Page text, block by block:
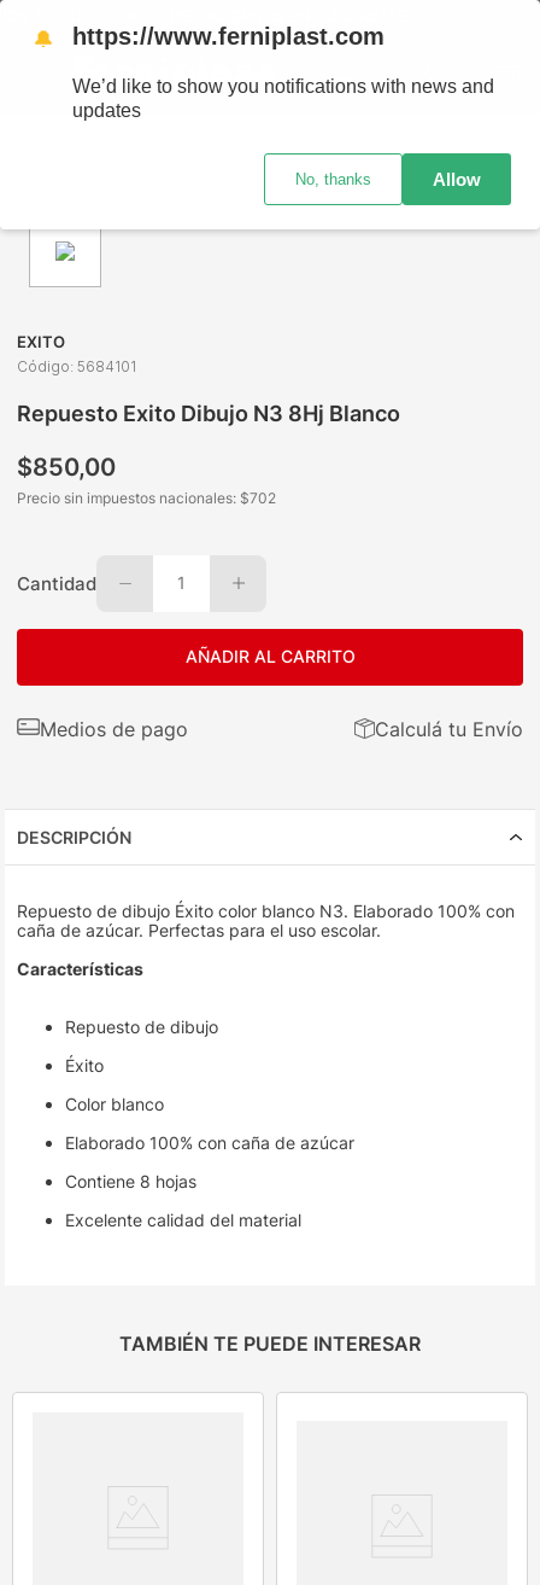
EXITO
Código:5684101
Repuesto Exito Dibujo N3 8Hj Blanco
$850,00
Precio sin impuestos nacionales: $702
Cantidad 1
AÑADIR AL CARRITO
Medios de pago Calculá tu Envío
DESCRIPCIÓN
Repuesto de dibujo Éxito color blanco N3. Elaborado 100% con
caña de azúcar. Perfectas para el uso escolar.
Características
Repuesto de dibujo
Éxito
Color blanco
Elaborado 100% con caña de azúcar
Contiene 8 hojas
Excelente calidad del material
TAMBIÉN TE PUEDE INTERESAR
🔔 https://www.ferniplast.com
We’d like to show you notifications with news and
updates
No, thanks Allow